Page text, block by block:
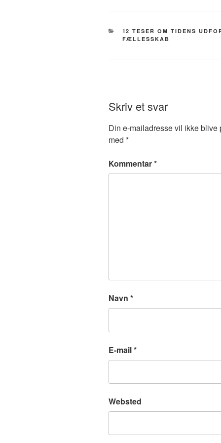
KATEGORIER
12 TESER OM TIDENS
FÆLLESSKAB
Skriv et svar
Din e-mailadresse vil ikke blive
med *
Kommentar*
Navn *
E-mail*
Websted